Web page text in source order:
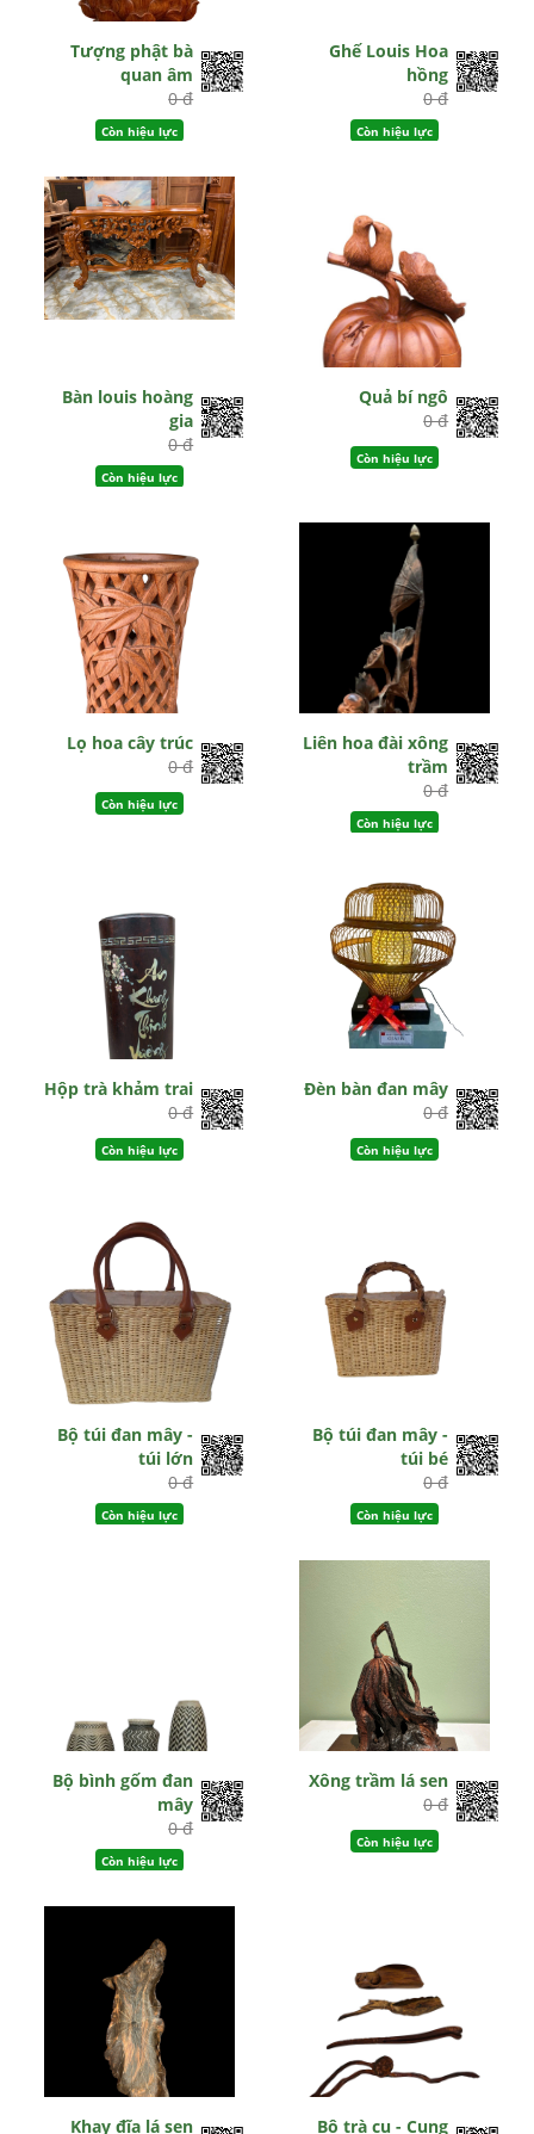
Tượng phật bà
quan âm
0 đ
Còn hiệu lực
Ghế Louis Hoa
hồng
0 đ
Còn hiệu lực
Bàn louis hoàng
gia
0 đ
Còn hiệu lực
Quả bí ngô
0 đ
Còn hiệu lực
Lọ hoa cây trúc
0 đ
Còn hiệu lực
Liên hoa đài xông
trầm
0 đ
Còn hiệu lực
Hộp trà khảm trai
0 đ
Còn hiệu lực
Đèn bàn đan mây
0 đ
Còn hiệu lực
Bộ túi đan mây -
túi lớn
0 đ
Còn hiệu lực
Bộ túi đan mây -
túi bé
0 đ
Còn hiệu lực
Bộ bình gốm đan
mây
0 đ
Còn hiệu lực
Xông trầm lá sen
0 đ
Còn hiệu lực
Khay đĩa lá sen Bộ trà cụ - Cung